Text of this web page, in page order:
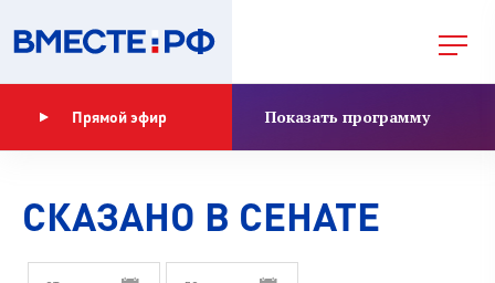
Прямой эфир Показать программу
СКАЗАНО В СЕНАТЕ